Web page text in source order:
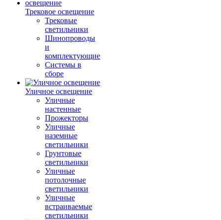
Трековое освещение
Трековые
светильники
Шинопроводы
и
комплектующие
Системы в
сборе
Уличное освещение
Уличные
настенные
Прожекторы
Уличные
наземные
светильники
Грунтовые
светильники
Уличные
потолочные
светильники
Уличные
встраиваемые
светильники